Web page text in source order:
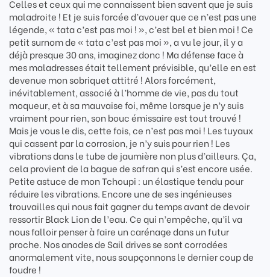
Celles et ceux qui me connaissent bien savent que je suis
maladroite ! Et je suis forcée d’avouer que ce n’est pas une
légende, « tata c’est pas moi ! », c’est bel et bien moi ! Ce
petit surnom de « tata c’est pas moi », a vu le jour, il y a
déjà presque 30 ans, imaginez donc ! Ma défense face à
mes maladresses était tellement prévisible, qu’elle en est
devenue mon sobriquet attitré ! Alors forcément,
inévitablement, associé à l’homme de vie, pas du tout
moqueur, et à sa mauvaise foi, même lorsque je n’y suis
vraiment pour rien, son bouc émissaire est tout trouvé !
Mais je vous le dis, cette fois, ce n’est pas moi ! Les tuyaux
qui cassent par la corrosion, je n’y suis pour rien ! Les
vibrations dans le tube de jaumière non plus d’ailleurs. Ça,
cela provient de la bague de safran qui s’est encore usée.
Petite astuce de mon Tchoupi : un élastique tendu pour
réduire les vibrations. Encore une de ses ingénieuses
trouvailles qui nous fait gagner du temps avant de devoir
ressortir Black Lion de l’eau. Ce qui n’empêche, qu’il va
nous falloir penser à faire un carénage dans un futur
proche. Nos anodes de Sail drives se sont corrodées
anormalement vite, nous soupçonnons le dernier coup de
foudre !